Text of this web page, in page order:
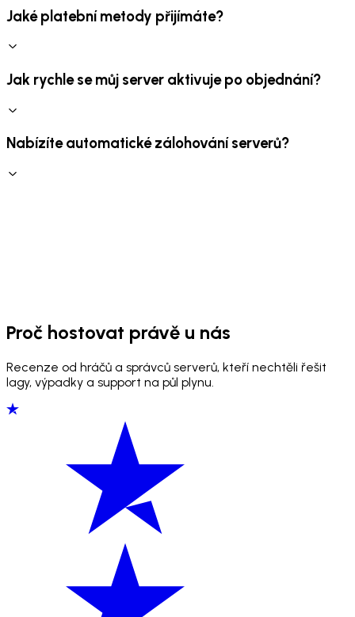
Jaké platební metody přijímáte?
Jak rychle se můj server aktivuje po objednání?
Nabízíte automatické zálohování serverů?
Proč hostovat právě u nás
Recenze od hráčů a správců serverů, kteří nechtěli řešit
lagy, výpadky a support na půl plynu.